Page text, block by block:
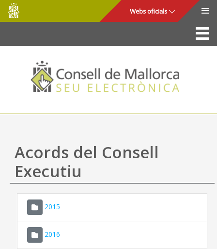
Salta al contingut principal
Consell
de
Mallorca
Webs oficials
La Seu
Consell de Mallorca
Accés i seguretat
Utilitats
Ajuda
Acords del Consell
Executiu
2015
2016